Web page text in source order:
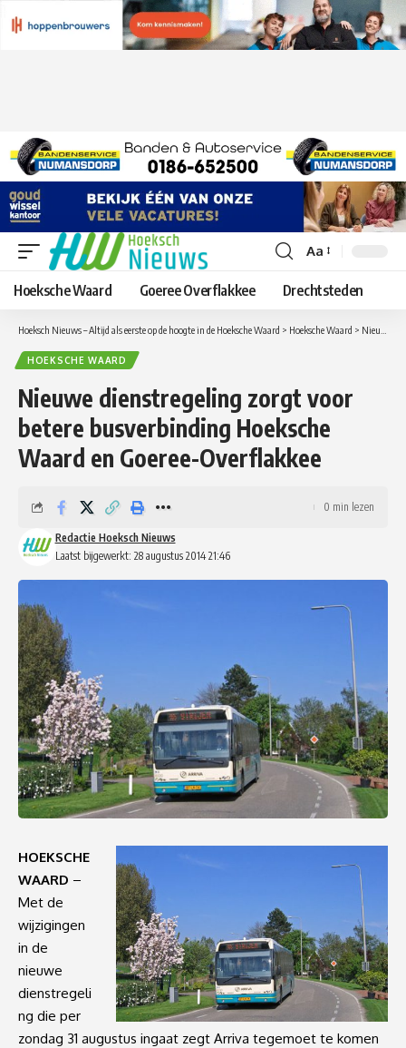
Lettergrootte
aanpassen
Aa
Hoeksche Waard Goeree Overflakkee Drechtsteden
Hoeksch Nieuws – Altijd als eerste op de hoogte in de Hoeksche Waard > Hoeksche Waard > Nieuwe dienstregeling zorgt voor betere busverbinding Hoeksche Waard en Goeree-Overflakkee
HOEKSCHE WAARD
Nieuwe dienstregeling zorgt voor
betere busverbinding Hoeksche
Waard en Goeree-Overflakkee
Laatst bijgewerkt: 28 augustus 2014 21:46
Redactie Hoeksch Nieuws
0 min lezen
HOEKSCHE
WAARD –
Met de
wijzigingen
in de
nieuwe
dienstregeli
ng die per
zondag 31 augustus ingaat zegt Arriva tegemoet te komen